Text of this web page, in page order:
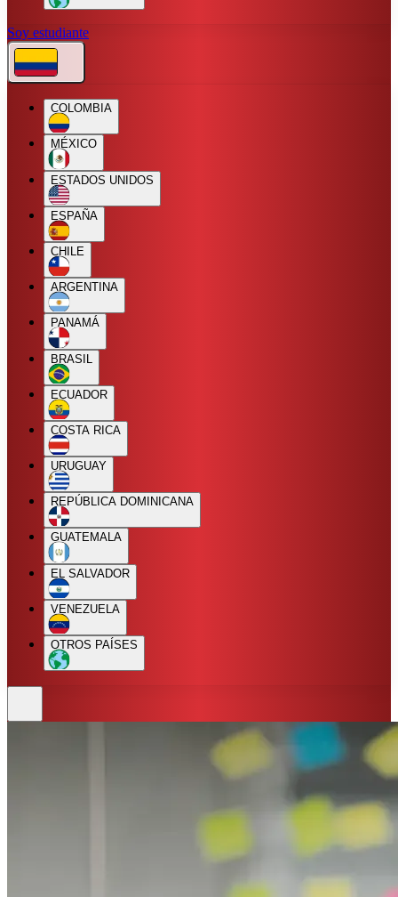
Soy estudiante
COLOMBIA
MÉXICO
ESTADOS UNIDOS
ESPAÑA
CHILE
ARGENTINA
PANAMÁ
BRASIL
ECUADOR
COSTA RICA
URUGUAY
REPÚBLICA DOMINICANA
GUATEMALA
EL SALVADOR
VENEZUELA
OTROS PAÍSES